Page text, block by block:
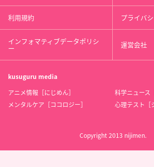
利用規約 プライバ
インフォマティブデータポリシ
ー 運営会社
kusuguru media
アニメ情報［にじめん］
科学ニュース
メンタルケア［ココロジー］
心理テスト［
Copyright 2013 nijimen.